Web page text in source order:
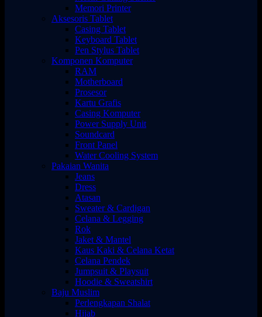
Memori Printer
Aksesoris Tablet
Casing Tablet
Keyboard Tablet
Pen Stylus Tablet
Komponen Komputer
RAM
Motherboard
Prosesor
Kartu Grafis
Casing Komputer
Power Supply Unit
Soundcard
Front Panel
Water Cooling System
Pakaian Wanita
Jeans
Dress
Atasan
Sweater & Cardigan
Celana & Legging
Rok
Jaket & Mantel
Kaus Kaki & Celana Ketat
Celana Pendek
Jumpsuit & Playsuit
Hoodie & Sweatshirt
Baju Muslim
Perlengkapan Shalat
Hijab